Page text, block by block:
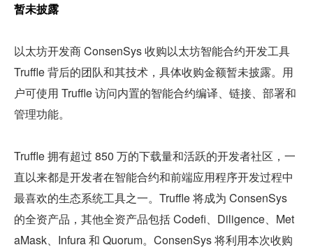
暂未披露
以太坊开发商 ConsenSys 收购以太坊智能合约开发工具
Truffle 背后的团队和其技术，具体收购金额暂未披露。用
户可使用 Truffle 访问内置的智能合约编译、链接、部署和
管理功能。
Truffle 拥有超过 850 万的下载量和活跃的开发者社区，一
直以来都是开发者在智能合约和前端应用程序开发过程中
最喜欢的生态系统工具之一。Truffle 将成为 ConsenSys
的全资产品，其他全资产品包括 Codefi、Diligence、Met
aMask、Infura 和 Quorum。ConsenSys 将利用本次收购